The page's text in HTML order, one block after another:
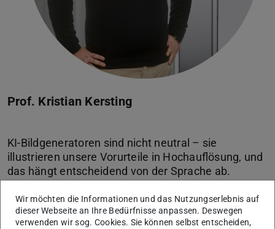
Prof. Kristian Kersting
KI-Bildgeneratoren sind nicht neutral – sie
illustrieren unsere Vorurteile in Hochauflösung, und
das hängt entscheidend von der Sprache ab.
aufeinandertreffen, ist das ein Weckruf: Faire KI
Wir möchten die Informationen und das Nutzungserlebnis auf
dieser Webseite an Ihre Bedürfnisse anpassen. Deswegen
verwenden wir sog. Cookies. Sie können selbst entscheiden,